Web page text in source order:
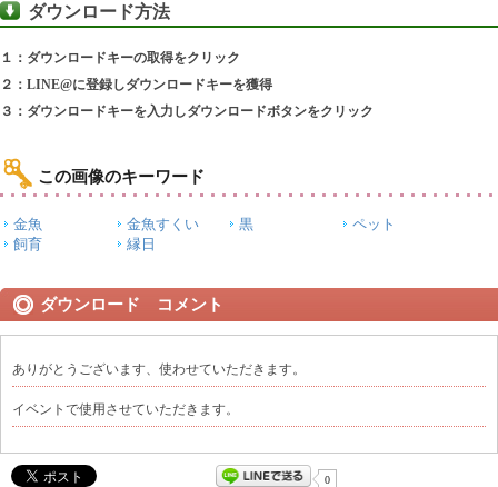
ダウンロード方法
１：ダウンロードキーの取得をクリック
２：LINE@に登録しダウンロードキーを獲得
３：ダウンロードキーを入力しダウンロードボタンをクリック
この画像のキーワード
金魚 金魚すくい 黒
ペット
飼育
縁日
ダウンロード コメント
ありがとうございます、使わせていただきます。
イベントで使用させていただきます。
0